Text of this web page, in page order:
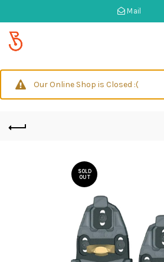
Mail
Our Online Shop is Closed :(
SOLD
OUT